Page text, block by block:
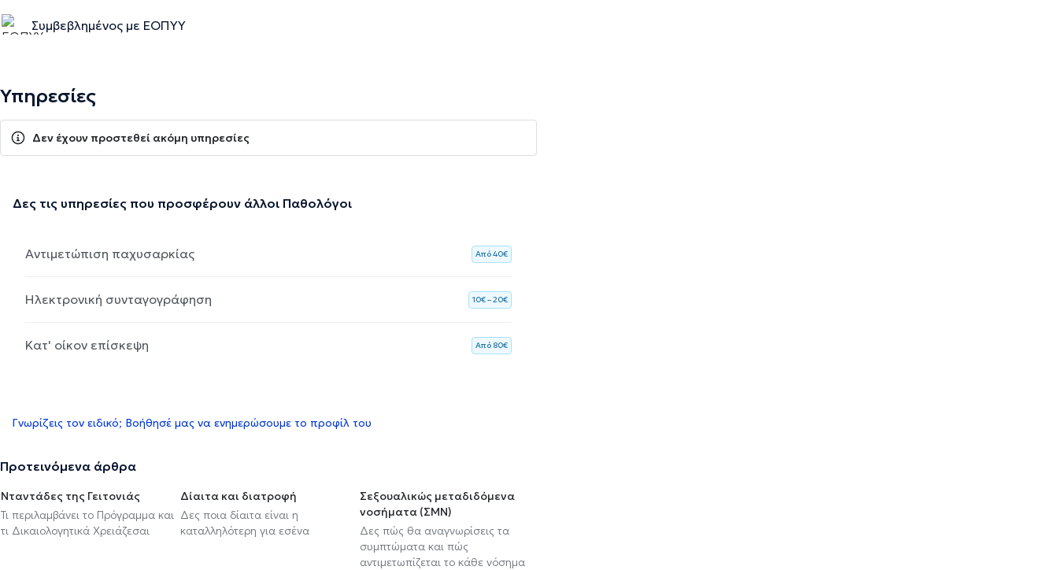
Συμβεβλημένος με ΕΟΠΥΥ
Υπηρεσίες
Δεν έχουν προστεθεί ακόμη υπηρεσίες
Δες τις υπηρεσίες που προσφέρουν άλλοι Παθολόγοι
Αντιμετώπιση παχυσαρκίας Aπό 40€
Ηλεκτρονική συνταγογράφηση 10€ – 20€
Κατ' οίκον επίσκεψη Aπό 80€
Γνωρίζεις τον ειδικό; Βοήθησέ μας να ενημερώσουμε το προφίλ του
Προτεινόμενα άρθρα
Νταντάδες της Γειτονιάς
Τι περιλαμβάνει το Πρόγραμμα και
τι Δικαιολογητικά Χρειάζεσαι
Δίαιτα και διατροφή
Δες ποια δίαιτα είναι η
καταλληλότερη για εσένα
Σεξουαλικώς μεταδιδόμενα
νοσήματα (ΣΜΝ)
Δες πώς θα αναγνωρίσεις τα
συμπτώματα και πώς
αντιμετωπίζεται το κάθε νόσημα